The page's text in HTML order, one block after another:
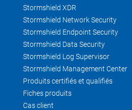
Stormshield XDR
Stormshield Network Security
Stormshield Endpoint Security
Stormshield Data Security
Stormshield Log Supervisor
Stormshield Management Center
Produits certifiés et qualifiés
Fiches produits
Cas client